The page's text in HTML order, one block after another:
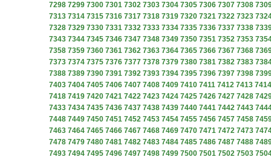
7298 7299 7300 7301 7302 7303 7304 7305 7306 7307 7308
7313 7314 7315 7316 7317 7318 7319 7320 7321 7322 7323
7328 7329 7330 7331 7332 7333 7334 7335 7336 7337 7338
7343 7344 7345 7346 7347 7348 7349 7350 7351 7352 7353
7358 7359 7360 7361 7362 7363 7364 7365 7366 7367 7368
7373 7374 7375 7376 7377 7378 7379 7380 7381 7382 7383
7388 7389 7390 7391 7392 7393 7394 7395 7396 7397 7398
7403 7404 7405 7406 7407 7408 7409 7410 7411 7412 7413 7414
7418 7419 7420 7421 7422 7423 7424 7425 7426 7427 7428
7433 7434 7435 7436 7437 7438 7439 7440 7441 7442 7443
7448 7449 7450 7451 7452 7453 7454 7455 7456 7457 7458
7463 7464 7465 7466 7467 7468 7469 7470 7471 7472 7473
7478 7479 7480 7481 7482 7483 7484 7485 7486 7487 7488
7493 7494 7495 7496 7497 7498 7499 7500 7501 7502 7503